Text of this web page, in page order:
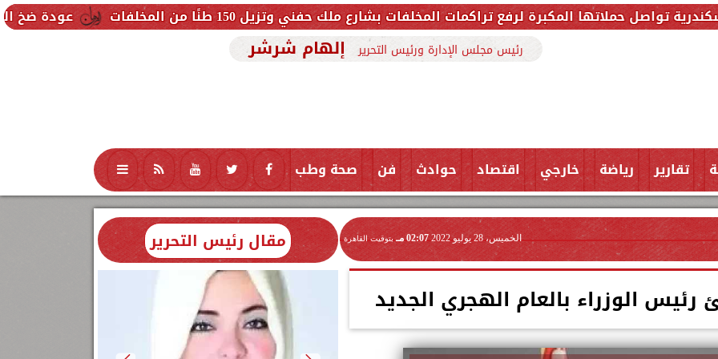
عودة ضخ المياه تدريجيًا لرفع تراكمات المخلفات بشارع ملك حفني وتزيل 150 طنًا من المخلفات
رئيس مجلس الإدارة ورئيس التحرير إلهام شرشر
تقارير رياضة خارجي اقتصاد حوادث فن صحة وطب تكنولوجيا منوعات محافظات
الخميس، 28 يوليو 2022 02:07 مـ بتوقيت القاهرة
رئيس الوزراء بالعام الهجري الجديد
مقال رئيس التحرير